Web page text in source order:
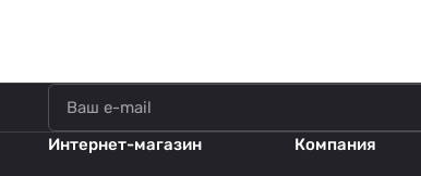
Интернет-магазин Компания